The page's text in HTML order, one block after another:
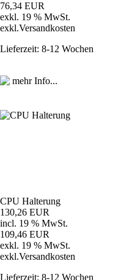
76,34 EUR
exkl. 19 % MwSt.
exkl.Versandkosten
Lieferzeit: 8-12 Wochen
CPU Halterung
130,26 EUR
incl. 19 % MwSt.
109,46 EUR
exkl. 19 % MwSt.
exkl.Versandkosten
Lieferzeit: 8-12 Wochen